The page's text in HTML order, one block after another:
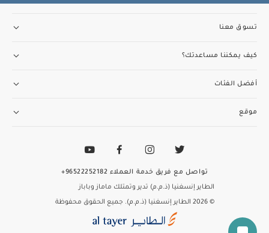
تسوق معنا
كيف يمكننا مساعدتك؟
أفضل الفئات
موقع
الطاير إنسغنيا (ذ.م.م) تدير وتمتلك ماماز وباباز
© 2026 الطاير إنسغنيا (ذ.م.م). جميع الحقوق محفوظة
تواصل مع فريق خدمة العملاء 96522252182+